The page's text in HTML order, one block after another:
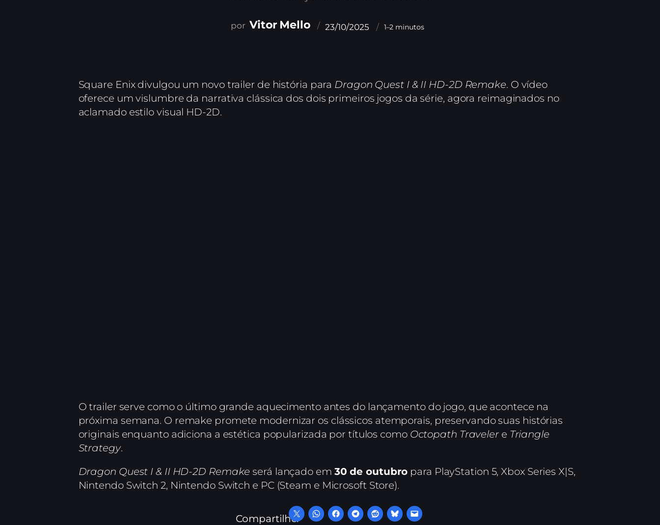
Vitor Mello 23/10/2025 1–2 minutos
Square Enix divulgou um novo trailer de história para Dragon Quest I & II HD-2D Remake. O vídeo
oferece um vislumbre da narrativa clássica dos dois primeiros jogos da série, agora reimaginados no
aclamado estilo visual HD-2D.
O trailer serve como o último grande aquecimento antes do lançamento do jogo, que acontece na
próxima semana. O remake promete modernizar os clássicos atemporais, preservando suas histórias
originais enquanto adiciona a estética popularizada por títulos como Octopath Travelere Triangle
Strategy.
Dragon Quest I & II HD-2D Remake será lançado em 30 de outubro para PlayStation 5, Xbox Series X|S,
Nintendo Switch 2, Nintendo Switch e PC (Steam e Microsoft Store).
Compartilhe: